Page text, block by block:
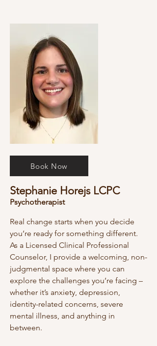
Book Now
Stephanie Horejs LCPC
Psychotherapist
Real change starts when you decide
you’re ready for something different.
As a Licensed Clinical Professional
Counselor, I provide a welcoming, non-
judgmental space where you can
explore the challenges you’re facing –
whether it’s anxiety, depression,
identity-related concerns, severe
mental illness, and anything in
between.